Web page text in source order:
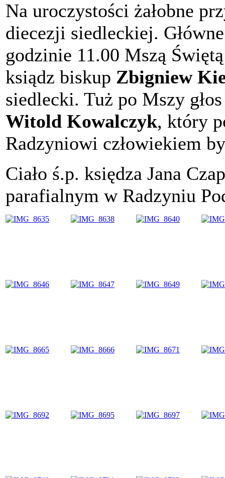
Na uroczystości żałobne
diecezji siedleckiej.
godzinie 11.00 Mszą
ksiądz biskup Zbigniew
siedlecki. Tuż po Mszy
Witold Kowalczyk, który
Radzyniowi człowiekiem
Ciało ś.p. księdza Jana
parafialnym w Radzyniu